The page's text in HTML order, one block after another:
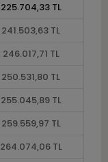
225.704,33 TL
241.503,63 TL
246.017,71 TL
250.531,80 TL
255.045,89 TL
259.559,97 TL
264.074,06 TL